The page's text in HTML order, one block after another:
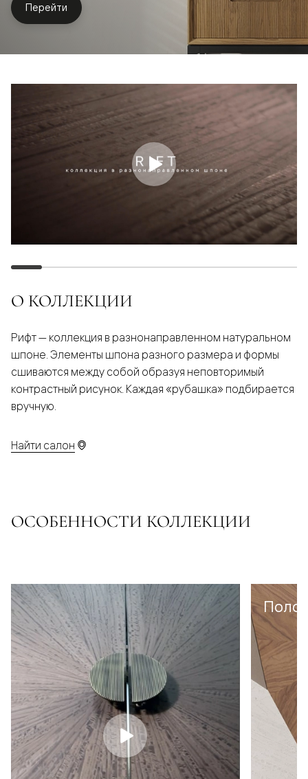
Перейти
О КОЛЛЕКЦИИ
Рифт — коллекция в разнонаправленном натуральном
шпоне. Элементы шпона разного размера и формы
сшиваются между собой образуя неповторимый
контрастный рисунок. Каждая «рубашка» подбирается
вручную.
Найти салон
ОСОБЕННОСТИ КОЛЛЕКЦИИ